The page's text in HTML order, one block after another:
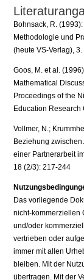
Bohnsack, R.
Methodologie und
(heute VS-Verlag),
Goos, M. et al.
Mathematical
Proceedings of the
Education Research
Vollmer, N.;
Beziehung
einer Partnerarbeit
18 (2/3): 217-244
Das vorliegende
nicht-kommerziellen
und/oder
vertrieben oder
immer mit allen
bleiben. Mit der
übertragen. Mit der